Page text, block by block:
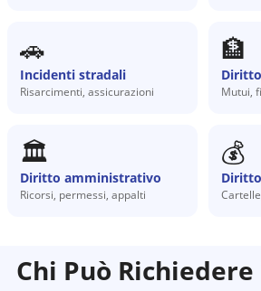
🚗
Incidenti stradali
Risarcimenti, assicurazioni
🏦
Mutui,
🏛️
Diritto amministrativo
Ricorsi, permessi, appalti
💰
Chi Può